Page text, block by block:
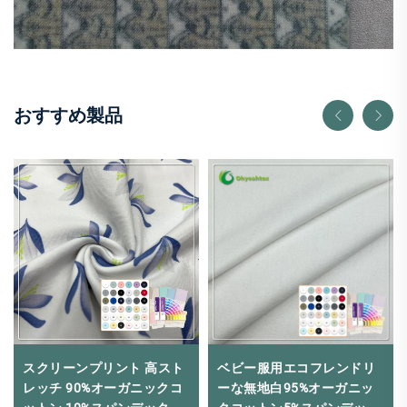
おすすめ製品
スクリーンプリント 高スト
レッチ 90%オーガニックコ
ベビー服用エコフレンドリ
ーな無地白95%オーガニッ